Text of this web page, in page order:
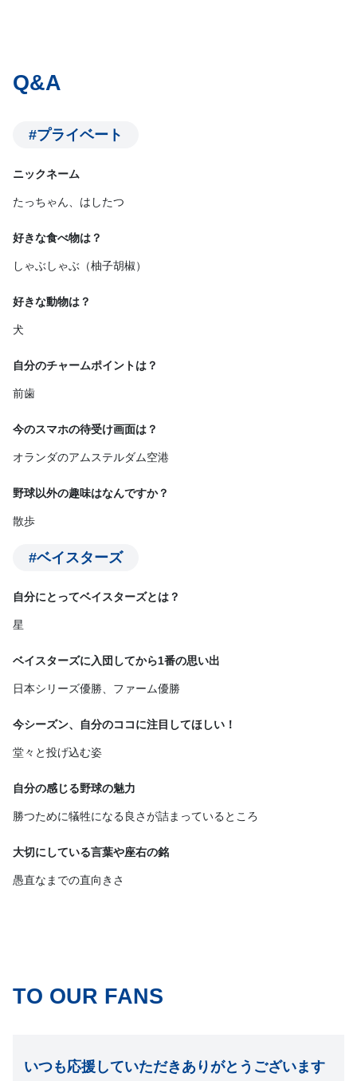
Q&A
#プライベート
ニックネーム
たっちゃん、はしたつ
好きな食べ物は？
しゃぶしゃぶ（柚子胡椒）
好きな動物は？
犬
自分のチャームポイントは？
前歯
今のスマホの待受け画面は？
オランダのアムステルダム空港
野球以外の趣味はなんですか？
散歩
#ベイスターズ
自分にとってベイスターズとは？
星
ベイスターズに入団してから1番の思い出
日本シリーズ優勝、ファーム優勝
今シーズン、自分のココに注目してほしい！
堂々と投げ込む姿
自分の感じる野球の魅力
勝つために犠牲になる良さが詰まっているところ
大切にしている言葉や座右の銘
愚直なまでの直向きさ
TO OUR FANS
いつも応援していただきありがとうございます